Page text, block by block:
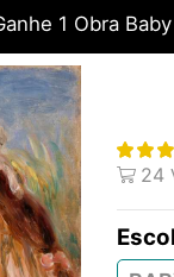
1 Obra
24